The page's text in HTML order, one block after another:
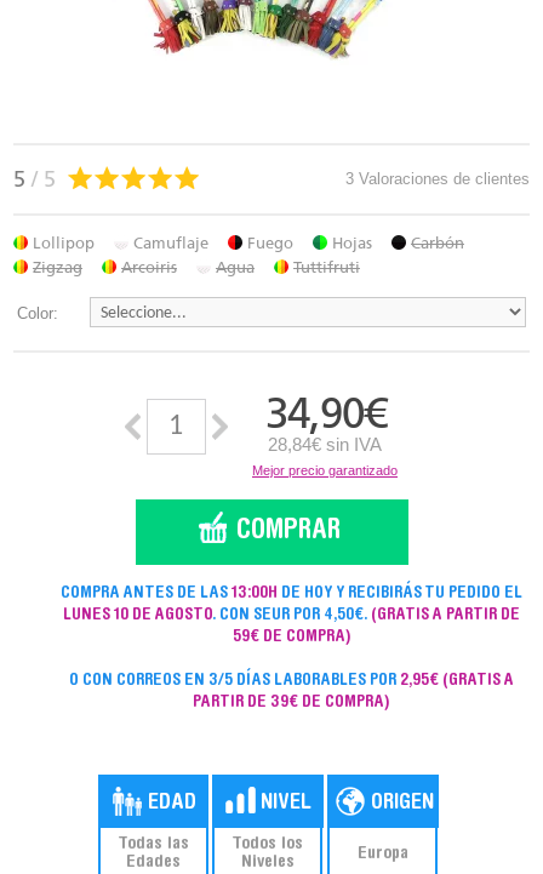
5 / 5 3 Valoraciones de clientes
Lollipop Camuflaje Fuego Hojas
Carbón
Zigzag
Arcoiris Agua Tuttifruti
Color:
34,90€
28,84€ sin IVA
Mejor precio garantizado
COMPRA ANTES DE LAS13:00H DE HOY Y RECIBIRÁS TU PEDIDO EL
LUNES 10 DE AGOSTO. CON SEUR POR 4,50€. (GRATIS A PARTIR DE
59€ DE COMPRA)
O CON CORREOS EN 3/5 DÍAS LABORABLES POR 2,95€ (GRATIS A
PARTIR DE 39€ DE COMPRA)
Todas las
Edades
Todos los
Niveles
Europa